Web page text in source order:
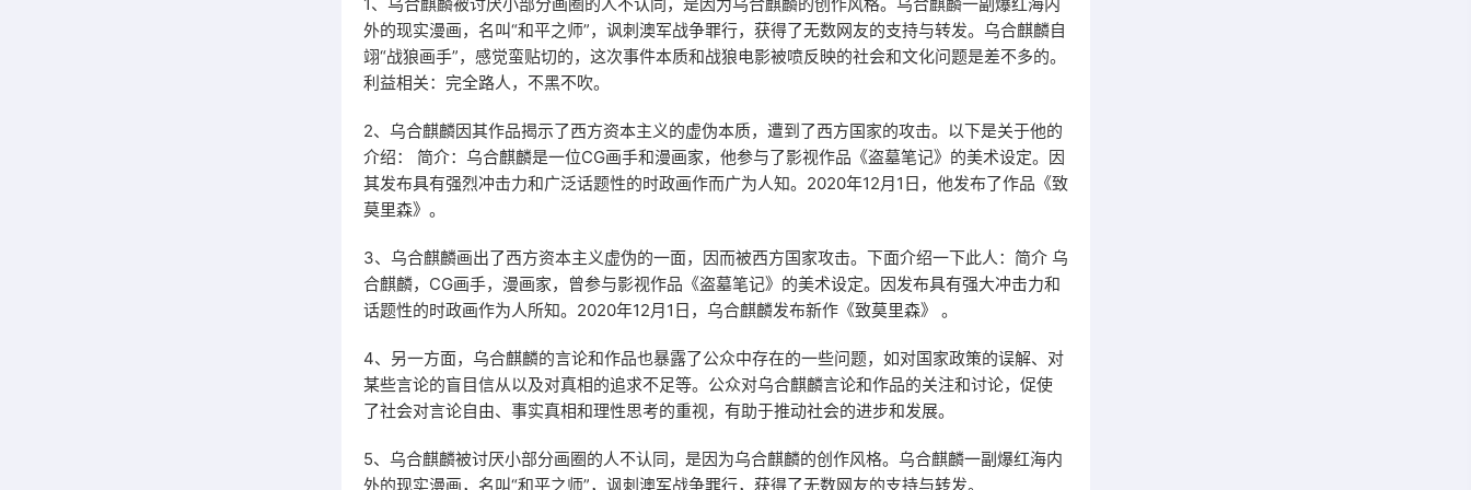
外的现实漫画，名叫“和平之师”，讽刺澳军战争罪行，获得了无数网友的支持与转发。乌合麒麟自
翊“战狼画手”，感觉蛮贴切的，这次事件本质和战狼电影被喷反映的社会和文化问题是差不多的。
利益相关：完全路人，不黑不吹。
2、乌合麒麟因其作品揭示了西方资本主义的虚伪本质，遭到了西方国家的攻击。以下是关于他的
介绍： 简介：乌合麒麟是一位CG画手和漫画家，他参与了影视作品《盗墓笔记》的美术设定。因
其发布具有强烈冲击力和广泛话题性的时政画作而广为人知。2020年12月1日，他发布了作品《致
莫里森》。
3、乌合麒麟画出了西方资本主义虚伪的一面，因而被西方国家攻击。下面介绍一下此人：简介 乌
合麒麟，CG画手，漫画家，曾参与影视作品《盗墓笔记》的美术设定。因发布具有强大冲击力和
话题性的时政画作为人所知。2020年12月1日，乌合麒麟发布新作《致莫里森》 。
4、另一方面，乌合麒麟的言论和作品也暴露了公众中存在的一些问题，如对国家政策的误解、对
某些言论的盲目信从以及对真相的追求不足等。公众对乌合麒麟言论和作品的关注和讨论，促使
了社会对言论自由、事实真相和理性思考的重视，有助于推动社会的进步和发展。
5、乌合麒麟被讨厌小部分画圈的人不认同，是因为乌合麒麟的创作风格。乌合麒麟一副爆红海内
外的现实漫画，名叫“和平之师”，讽刺澳军战争罪行，获得了无数网友的支持与转发。